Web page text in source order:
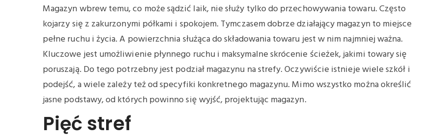
Magazyn wbrew temu, co może sądzić laik, nie służy tylko do przechowywania towaru. Często
kojarzy się z zakurzonymi półkami i spokojem. Tymczasem dobrze działający magazyn to miejsce
pełne ruchu i życia. A powierzchnia służąca do składowania towaru jest w nim najmniej ważna.
Kluczowe jest umożliwienie płynnego ruchu i maksymalne skrócenie ścieżek, jakimi towary się
poruszają. Do tego potrzebny jest podział magazynu na strefy. Oczywiście istnieje wiele szkół i
podejść, a wiele zależy też od specyfiki konkretnego magazynu. Mimo wszystko można określić
jasne podstawy, od których powinno się wyjść, projektując magazyn.
Pięć stref